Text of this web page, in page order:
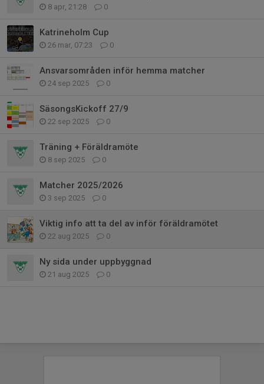
8 apr, 21:28 0
Katrineholm Cup
26 mar, 07:23 0
Ansvarsområden inför hemma matcher
24 sep 2025 0
SäsongsKickoff 27/9
22 sep 2025 0
Träning + Föräldramöte
8 sep 2025 0
Matcher 2025/2026
3 sep 2025 0
Viktig info att ta del av inför föräldramötet
22 aug 2025 0
Ny sida under uppbyggnad
21 aug 2025 0